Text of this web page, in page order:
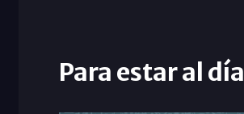
Para estar al día